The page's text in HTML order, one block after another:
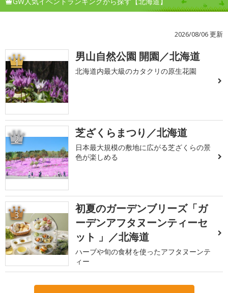
2026/08/06 更新
1 男山自然公園 開園／北海道
北海道内最大級のカタクリの原生花園
2 芝ざくらまつり／北海道
日本最大規模の敷地に広がる芝ざくらの景
色が楽しめる
3
初夏のガーデンブリーズ「ガ
ーデンアフタヌーンティーセ
ット 」／北海道
ハーブや旬の食材を使ったアフタヌーンテ
ィー